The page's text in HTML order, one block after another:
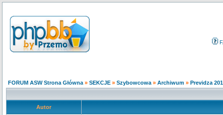
FORUM ASW Strona Główna » SEKCJE » Szybowcowa » Archiwum » Previdza
Autor